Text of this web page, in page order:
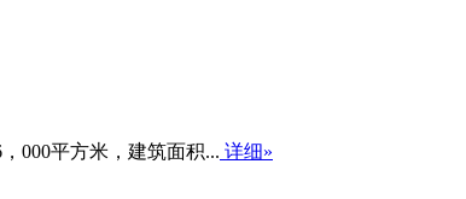
000平方米，建筑面积... 详细»